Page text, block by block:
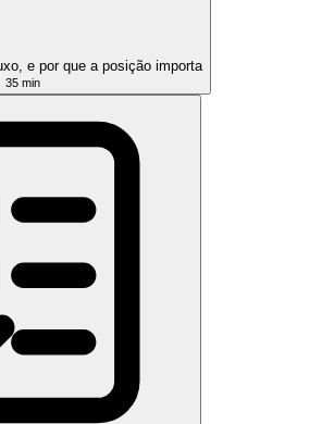
e por que a posição importa
35 min